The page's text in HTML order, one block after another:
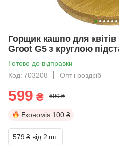
Горщик кашпо для квітів
Groot G5 з круглою
Готово до відправки
Код: 703208
Опт і роздріб
599 ₴ 699 ₴
Економія 100 ₴
579 ₴ від 2 шт.